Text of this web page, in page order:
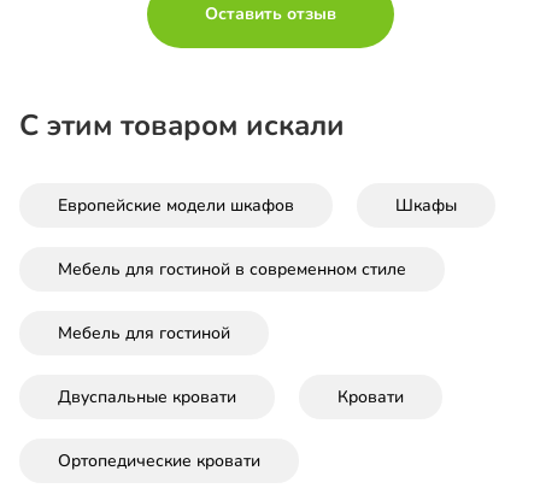
Оставить отзыв
С этим товаром искали
Европейские модели шкафов Шкафы
Мебель для гостиной в современном стиле
Мебель для гостиной
Двуспальные кровати Кровати
Ортопедические кровати